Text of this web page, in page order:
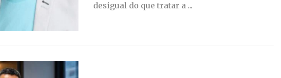
desigual do que tratar a ...